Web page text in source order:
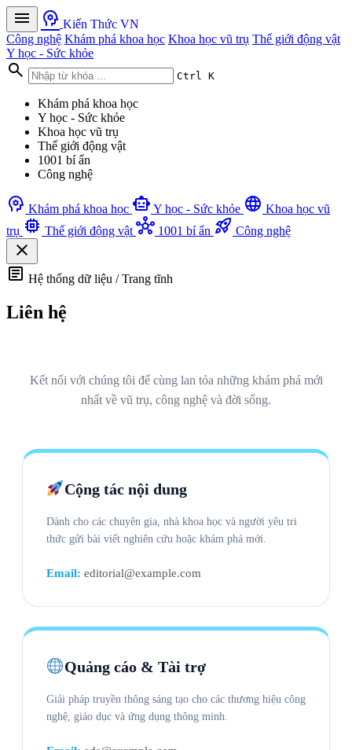
menu psychology Kiến Thức VN
Công nghệ Khám phá khoa học Khoa học vũ trụ Thế giới động vật
Y học - Sức khỏe
search Ctrl K
Khám phá khoa học
Y học - Sức khỏe
Khoa học vũ trụ
Thế giới động vật
1001 bí ẩn
Công nghệ
psychology Khám phá khoa học smart_toy Y học - Sức khỏe language Khoa học vũ
trụ memory Thế giới động vật hub 1001 bí ẩn rocket_launch Công nghệ
close
article Hệ thống dữ liệu / Trang tĩnh
Liên hệ
Kết nối với chúng tôi để cùng lan tỏa những khám phá mới
nhất về vũ trụ, công nghệ và đời sống.
Cộng tác nội dung
Dành cho các chuyên gia, nhà khoa học và người yêu tri
thức gửi bài viết nghiên cứu hoặc khám phá mới.
Email: editorial@example.com
Quảng cáo & Tài trợ
Giải pháp truyền thông sáng tạo cho các thương hiệu công
nghệ, giáo dục và ứng dụng thông minh.